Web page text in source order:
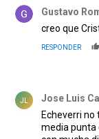
Gustavo
creo que
RESPONDER
JL Jose Luis
Echeverri no
media punta